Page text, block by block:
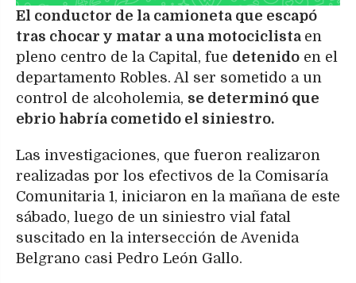
El conductor de la camioneta que escapó
tras chocar y matar a una motociclista en
pleno centro de la Capital, fue detenido en el
departamento Robles. Al ser sometido a un
control de alcoholemia, se determinó que
ebrio habría cometido el siniestro.
Las investigaciones, que fueron realizaron
realizadas por los efectivos de la Comisaría
Comunitaria 1, iniciaron en la mañana de este
sábado, luego de un siniestro vial fatal
suscitado en la intersección de Avenida
Belgrano casi Pedro León Gallo.